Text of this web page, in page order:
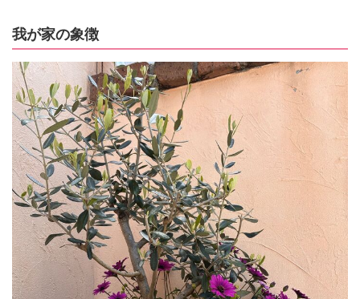
我が家の象徴